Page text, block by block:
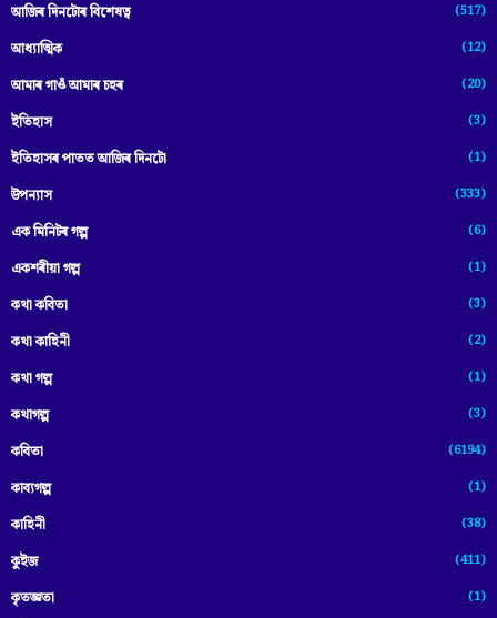
আজিৰ দিনটোৰ বিশেষত্ব (517)
আধ্যাত্মিক (12)
আমাৰ গাওঁ আমাৰ চহৰ (20)
ইতিহাস (3)
ইতিহাসৰ পাতত আজিৰ দিনটো (1)
উপন্যাস (333)
এক মিনিটৰ গল্প (6)
একশৰীয়া গল্প (1)
কথা কবিতা (3)
কথা কাহিনী (2)
কথা গল্প (1)
কথাগল্প (3)
কবিতা (6194)
কাব্যগল্প (1)
কাহিনী (38)
কুইজ (411)
কৃতজ্ঞতা (1)